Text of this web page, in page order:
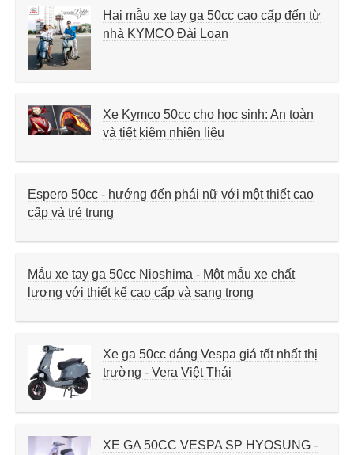
Hai mẫu xe tay ga 50cc cao cấp đến từ
nhà KYMCO Đài Loan
Xe Kymco 50cc cho học sinh: An toàn
và tiết kiệm nhiên liệu
Espero 50cc - hướng đến phái nữ với một thiết cao
cấp và trẻ trung
Mẫu xe tay ga 50cc Nioshima - Một mẫu xe chất
lượng với thiết kế cao cấp và sang trọng
Xe ga 50cc dáng Vespa giá tốt nhất thị
trường - Vera Việt Thái
XE GA 50CC VESPA SP HYOSUNG -